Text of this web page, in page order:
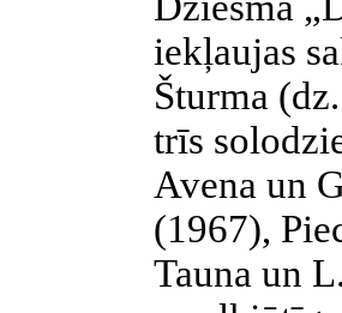
iekļaujas
Šturma
trīs
Avena un
(1967),
Tauna un